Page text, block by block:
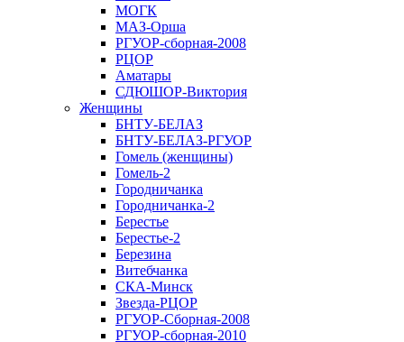
МОГК
МАЗ-Орша
РГУОР-сборная-2008
РЦОР
Аматары
СДЮШОР-Виктория
Женщины
БНТУ-БЕЛАЗ
БНТУ-БЕЛАЗ-РГУОР
Гомель (женщины)
Гомель-2
Городничанка
Городничанка-2
Берестье
Берестье-2
Березина
Витебчанка
СКА-Минск
Звезда-РЦОР
РГУОР-Сборная-2008
РГУОР-сборная-2010